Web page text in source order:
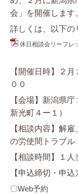
会」を開催します
詳しくは、以下の
休日相談会リーフレ
【開催日時】２
００
【会場】新潟県
新光町４ー１）
【相談内容】解
の労使間トラブル
【相談時間】１
【申込締切・申込
〇Web予約